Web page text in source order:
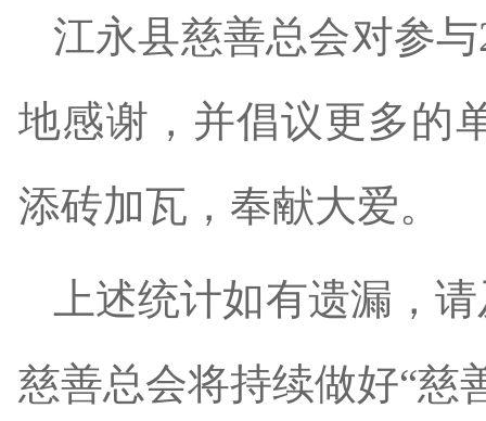
江永县慈善总会对参与
地感谢，并倡议更多的
添砖加瓦，奉献大爱。
上述统计如有遗漏，
慈善总会将持续做好“慈